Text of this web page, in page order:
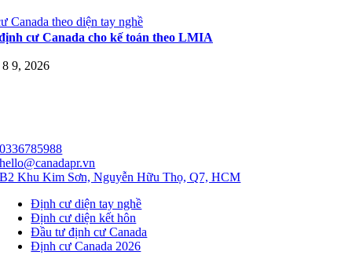
Canada theo diện tay nghề
cư Canada cho kế toán theo LMIA
9, 2026
0336785988
hello@canadapr.vn
B2 Khu Kim Sơn, Nguyễn Hữu Thọ, Q7, HCM
Định cư diện tay nghề
Định cư diện kết hôn
Đầu tư định cư Canada
Định cư Canada 2026